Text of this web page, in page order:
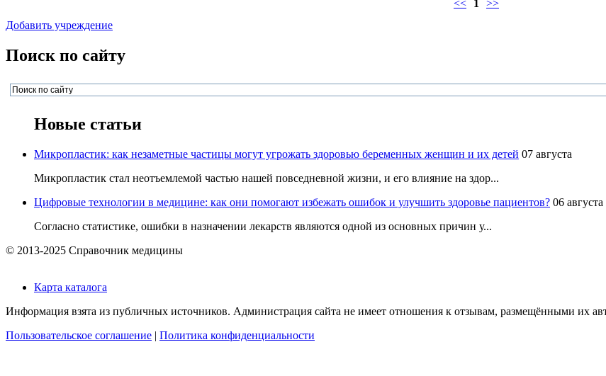
<<
1 >>
Добавить учреждение
Поиск по сайту
Новые статьи
Микропластик: как незаметные частицы могут угрожать здоровью беременных женщин и их детей 07 августа
Микропластик стал неотъемлемой частью нашей повседневной жизни, и его влияние на здор...
Цифровые технологии в медицине: как они помогают избежать ошибок и улучшить здоровье пациентов? 06 августа
Согласно статистике, ошибки в назначении лекарств являются одной из основных причин у...
© 2013-2025 Справочник медицины
Карта каталога
Информация взята из публичных источников. Администрация сайта не имеет отношения к отзывам, размещёнными их
Пользовательское соглашение | Политика конфиденциальности